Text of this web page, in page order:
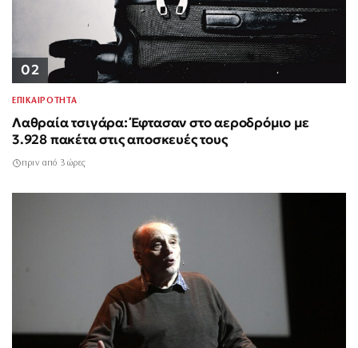
02
ΕΠΙΚΑΙΡΟΤΗΤΑ
Λαθραία τσιγάρα: Έφτασαν στο αεροδρόμιο με
3.928 πακέτα στις αποσκευές τους
πριν από 3 ώρες